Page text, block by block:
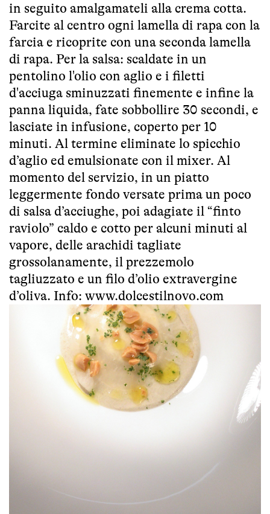
in seguito amalgamateli alla crema cotta.
Farcite al centro ogni lamella di rapa con la
farcia e ricoprite con una seconda lamella
di rapa. Per la salsa: scaldate in un
pentolino l'olio con aglio e i filetti
d'acciuga sminuzzati finemente e infine la
panna liquida, fate sobbollire 30 secondi, e
lasciate in infusione, coperto per 10
minuti. Al termine eliminate lo spicchio
d’aglio ed emulsionate con il mixer. Al
momento del servizio, in un piatto
leggermente fondo versate prima un poco
di salsa d’acciughe, poi adagiate il “finto
raviolo” caldo e cotto per alcuni minuti al
vapore, delle arachidi tagliate
grossolanamente, il prezzemolo
tagliuzzato e un filo d’olio extravergine
d’oliva. Info: www.dolcestilnovo.com